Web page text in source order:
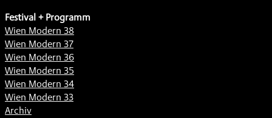
Festival + Programm
Wien Modern 38
Wien Modern 37
Wien Modern 36
Wien Modern 35
Wien Modern 34
Wien Modern 33
Archiv